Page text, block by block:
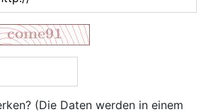
(Die Daten werden in einem